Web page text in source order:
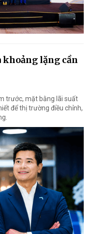
khoảng lặng cần
trước, mặt bằng lãi suất
để thị trường điều chỉnh,